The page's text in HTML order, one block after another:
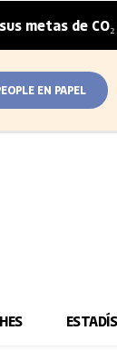
| La
EN PAPEL